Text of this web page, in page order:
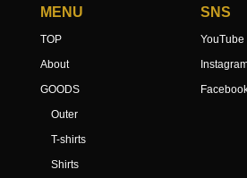
MENU
TOP
About
GOODS
Outer
T-shirts
Shirts
SNS
YouTube